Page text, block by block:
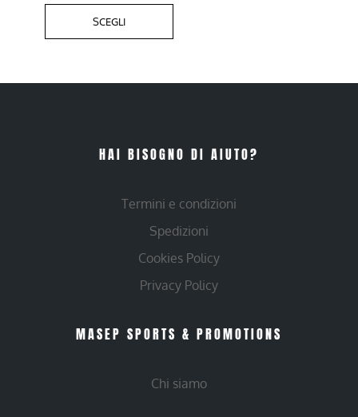
SCEGLI
HAI BISOGNO DI AIUTO?
Termini e condizioni
Spedizioni
Cookies Policy
Privacy Policy
MASEP SPORTS & PROMOTIONS
Chi siamo